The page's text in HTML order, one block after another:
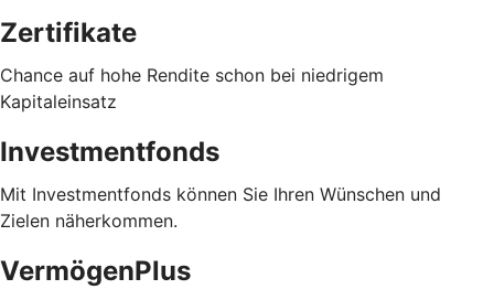
Zertifikate
Chance auf hohe Rendite schon bei niedrigem
Kapitaleinsatz
Investmentfonds
Mit Investmentfonds können Sie Ihren Wünschen und
Zielen näherkommen.
VermögenPlus